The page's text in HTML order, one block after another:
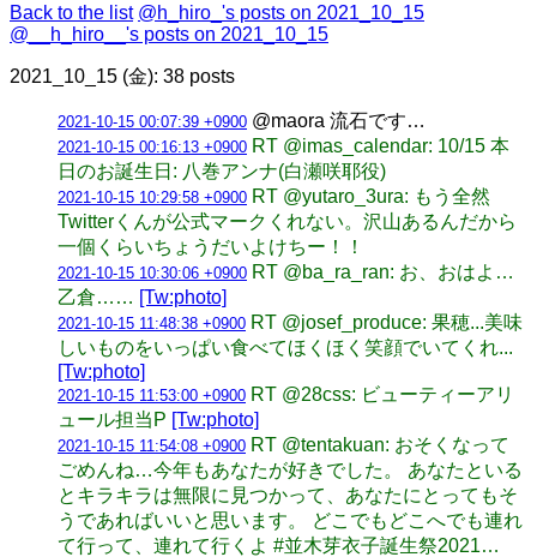
Back to the list @h_hiro_'s posts on 2021_10_15
@__h_hiro__'s posts on 2021_10_15
2021_10_15 (金): 38 posts
2021-10-15 00:07:39 +0900 @maora 流石です…
2021-10-15 00:16:13 +0900 RT @imas_calendar: 10/15 本
日のお誕生日: 八巻アンナ(白瀬咲耶役)
2021-10-15 10:29:58 +0900 RT @yutaro_3ura: もう全然
Twitterくんが公式マークくれない。沢山あるんだから
一個くらいちょうだいよけちー！！
2021-10-15 10:30:06 +0900 RT @ba_ra_ran: お、おはよ…
乙倉…… [Tw:photo]
2021-10-15 11:48:38 +0900 RT @josef_produce: 果穂...美味
しいものをいっぱい食べてほくほく笑顔でいてくれ...
[Tw:photo]
2021-10-15 11:53:00 +0900 RT @28css: ビューティーアリ
ュール担当P [Tw:photo]
2021-10-15 11:54:08 +0900 RT @tentakuan: おそくなって
ごめんね…今年もあなたが好きでした。 あなたといる
とキラキラは無限に見つかって、あなたにとってもそ
うであればいいと思います。 どこでもどこへでも連れ
て行って、連れて行くよ #並木芽衣子誕生祭2021…